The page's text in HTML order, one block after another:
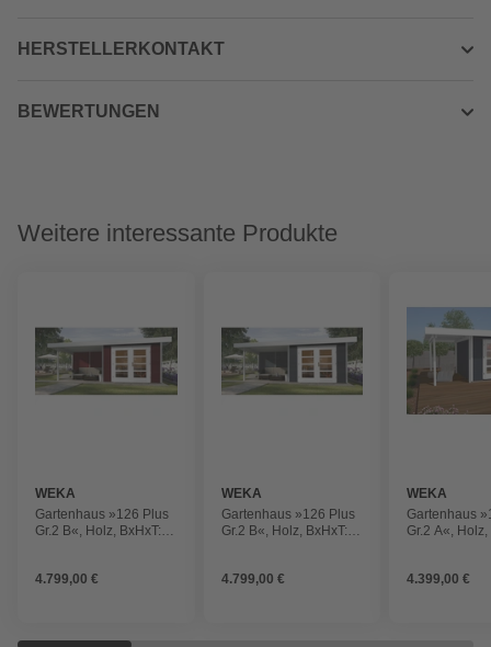
HERSTELLERKONTAKT
BEWERTUNGEN
Weitere interessante Produkte
WEKA
Gartenhaus »126 Plus
Gr.2 B«, Holz, BxHxT:
Dachüberstand)
4.799,00 €
WEKA
Gartenhaus »126 Plus
Gr.2 B«, Holz, BxHxT:
Dachüberstand)
4.799,00 €
WEKA
Gartenhaus
Gr.2 A«, Holz,
4.399,00 €